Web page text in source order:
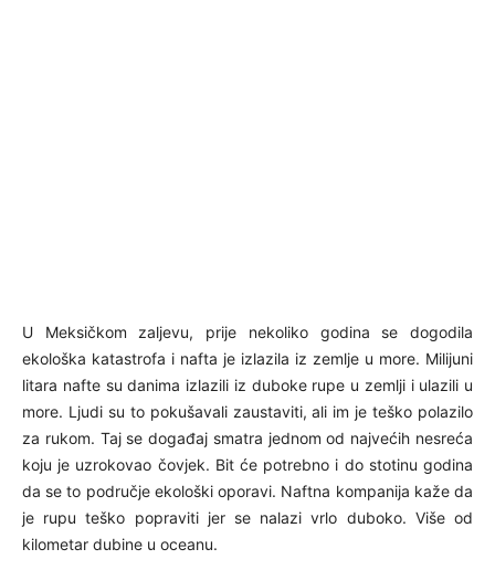
U Meksičkom zaljevu, prije nekoliko godina se dogodila
ekološka katastrofa i nafta je izlazila iz zemlje u more. Milijuni
litara nafte su danima izlazili iz duboke rupe u zemlji i ulazili u
more. Ljudi su to pokušavali zaustaviti, ali im je teško polazilo
za rukom. Taj se događaj smatra jednom od najvećih nesreća
koju je uzrokovao čovjek. Bit će potrebno i do stotinu godina
da se to područje ekološki oporavi. Naftna kompanija kaže da
je rupu teško popraviti jer se nalazi vrlo duboko. Više od
kilometar dubine u oceanu.